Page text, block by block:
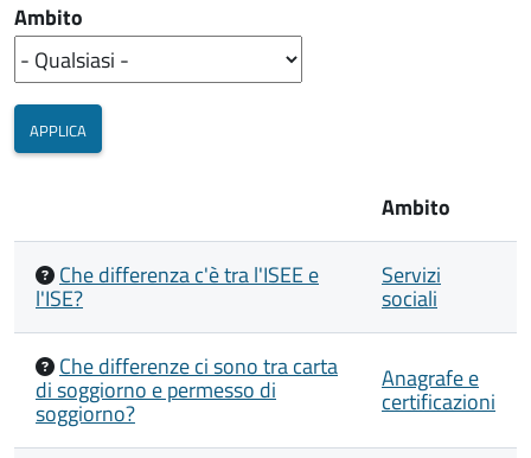
Ambito
Ambito
Che differenza c'è tra l'ISEE e
l'ISE?
Servizi
sociali
Che differenze ci sono tra carta
di soggiorno e permesso di
soggiorno?
Anagrafe e
certificazioni